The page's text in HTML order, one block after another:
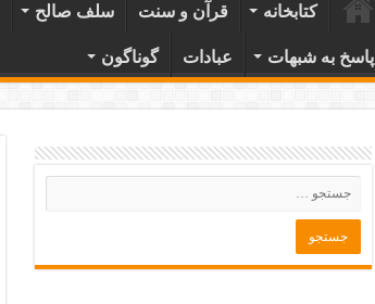
کتابخانه قرآن و سنت سلف صالح
پاسخ به شبهات عبادات گوناگون